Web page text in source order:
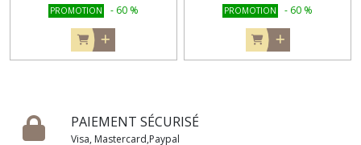
PROMOTION - 60 % PROMOTION - 60 %
PAIEMENT SÉCURISÉ
Visa, Mastercard,Paypal